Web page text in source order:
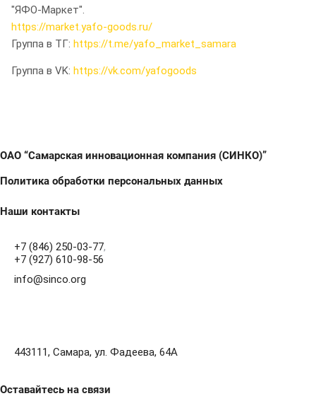
"ЯФО-Маркет".
https://market.yafo-goods.ru/
Группа в ТГ: https://t.me/yafo_market_samara
Группа в VK: https://vk.com/yafogoods
ОАО “Самарская инновационная компания (СИНКО)”
Политика обработки персональных данных
Наши контакты
+7 (846) 250-03-77,
+7 (927) 610-98-56
info@sinco.org
443111, Самара, ул. Фадеева, 64А
Оставайтесь на связи